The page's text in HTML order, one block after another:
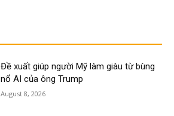
Đề xuất giúp người Mỹ làm giàu từ bùng
nổ AI của ông Trump
August 8, 2026